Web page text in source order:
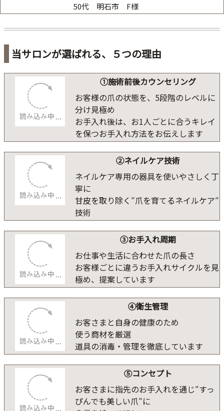
50代 明石市 F様
当サロンが選ばれる、５つの理由
①施術前後カウンセリング
お客様の爪の状態を、5段階のレベルに
分け見極め
お手入れ後は、お1人ごとに合うキレイ
を保つお手入れ方法をお伝えします
②ネイルケア技術
ネイルケア専用の器具を使いやさしく丁
寧に
甘皮を取り除く″爪を育てるネイルケア″
技術
③お手入れ周期
お仕事や生活に合わせた爪の長さ
お客様ごとに違うお手入れサイクルを見
極め、提案しています
④衛生管理
お客さまと自身の健康のため
使う商材を厳選
道具の消毒・管理を徹底しています
⑤コンセプト
お客さまに指先のお手入れを通じ″すっ
ぴんでも美しい爪″に